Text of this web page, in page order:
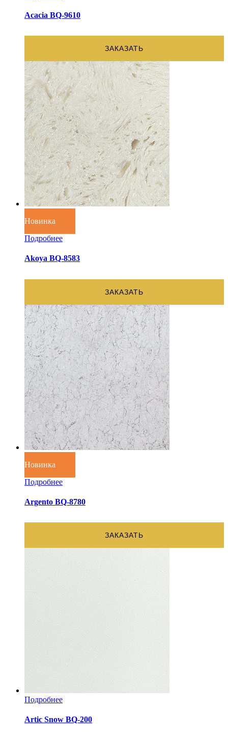
Acacia BQ-9610
ЗАКАЗАТЬ
Новинка
Подробнее
Akoya BQ-8583
ЗАКАЗАТЬ
Новинка
Подробнее
Argento BQ-8780
ЗАКАЗАТЬ
Подробнее
Artic Snow BQ-200